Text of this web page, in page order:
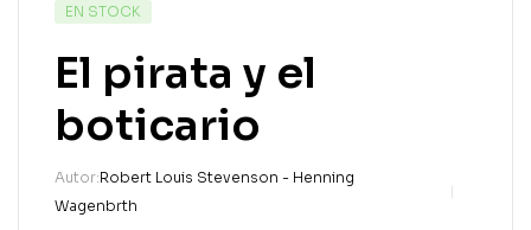
EN STOCK
El pirata y el
boticario
Autor:Robert Louis Stevenson - Henning
Wagenbrth